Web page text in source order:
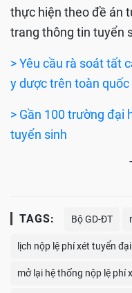
thực hiện theo đề án
trang thông tin tuyển
> Yêu cầu rà soát tất
y dược trên toàn quốc
> Gần 100 trường đại
tuyển sinh
TAGS: Bộ GD-ĐT
lịch nộp lệ phí xét tuyển
mở lại hệ thống nộp lệ phí